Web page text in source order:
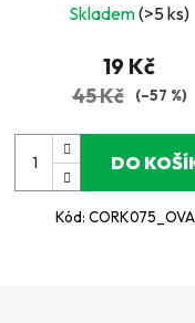
Skladem(>5 ks)
19 Kč
45 Kč (–57 %)
DO
Kód: